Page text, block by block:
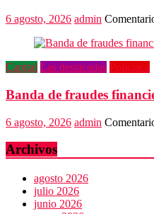
6 agosto, 2026 admin
Capital Las destacadas Policiaca
Banda de fraudes
6 agosto, 2026 admin
Archivos
agosto 2026
julio 2026
junio 2026